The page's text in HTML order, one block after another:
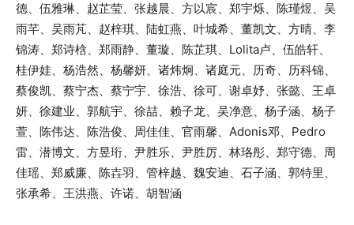
德、伍雅琳、赵芷莹、张越晨、方以宸、郑宇烁、陈瑾煜、吴
雨芊、吴雨芃、赵梓琪、陆虹燕、叶城希、董凯文、方晴、李
锦涛、郑诗梒、郑雨静、董璇、陈芷琪、Lolita卢、伍皓轩、
桂伊娃、杨浩然、杨馨妍、诸炜炯、诸庭元、历奇、历科锦、
蔡俊凯、蔡宁杰、蔡宁宇、徐浩、徐可、谢卓妤、张懿、王卓
妍、徐建业、郭航宇、徐喆、赖子龙、吴净意、杨子涵、杨子
萱、陈伟达、陈浩俊、周佳佳、官雨馨、Adonis邓、Pedro
雷、潜博文、方昱珩、尹胜乐、尹胜厉、林珞彤、郑守德、周
佳瑶、郑威廉、陈壵羽、管梓越、魏安迪、石子涵、郭特里、
张承希、王洪燕、许诺、胡智涵